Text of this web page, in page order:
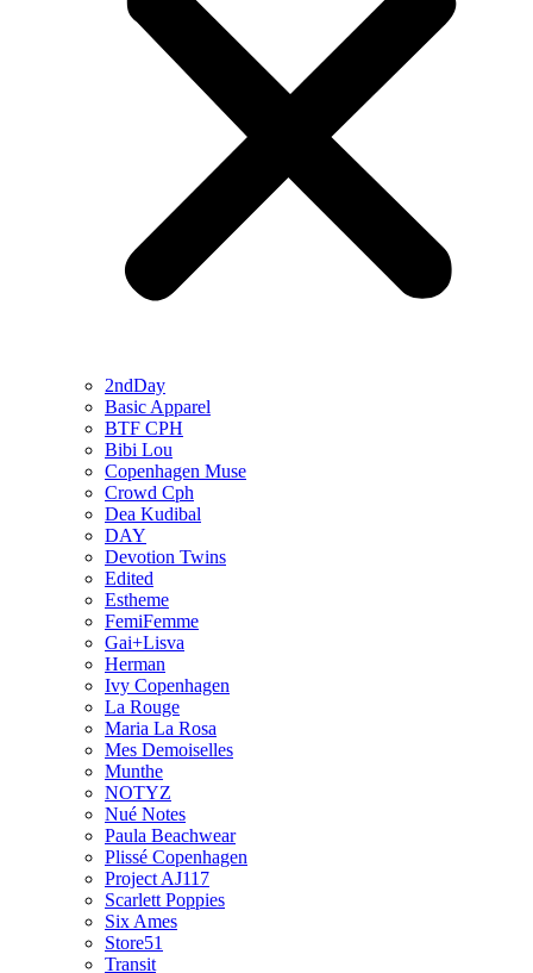
2ndDay
Basic Apparel
BTF CPH
Bibi Lou
Copenhagen Muse
Crowd Cph
Dea Kudibal
DAY
Devotion Twins
Edited
Estheme
FemiFemme
Gai+Lisva
Herman
Ivy Copenhagen
La Rouge
Maria La Rosa
Mes Demoiselles
Munthe
NOTYZ
Nué Notes
Paula Beachwear
Plissé Copenhagen
Project AJ117
Scarlett Poppies
Six Ames
Store51
Transit